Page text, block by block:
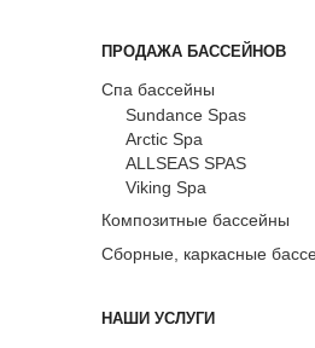
ПРОДАЖА БАССЕЙНОВ
Спа бассейны
Sundance Spas
Arctic Spa
ALLSEAS SPAS
Viking Spa
Композитные бассейны
Сборные, каркасные
НАШИ УСЛУГИ